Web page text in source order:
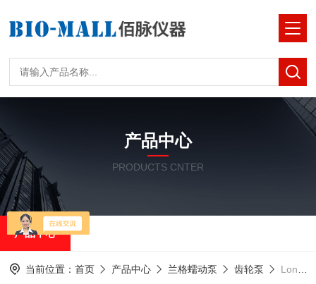
产品中心
PRODUCTS CNTER
产品中心
当前位置： 首页 产品中心 兰格蠕动泵 齿轮泵 Longer 兰格基本型微型齿轮泵